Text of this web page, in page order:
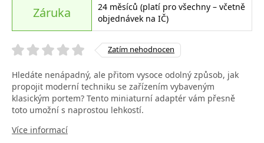
Záruka
24 měsíců (platí pro všechny – včetně
objednávek na IČ)
Zatím nehodnocen
Hledáte nenápadný, ale přitom vysoce odolný způsob, jak
propojit moderní techniku se zařízením vybaveným
klasickým portem? Tento miniaturní adaptér vám přesně
toto umožní s naprostou lehkostí.
Více informací